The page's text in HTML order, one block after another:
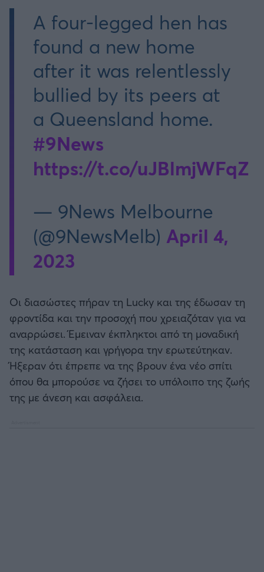
A four-legged hen has
found a new home
after it was relentlessly
bullied by its peers at
a Queensland home.
#9News
https://t.co/uJBlmjWFqZ
— 9News Melbourne
(@9NewsMelb) April 4,
2023
Οι διασώστες πήραν τη Lucky και της έδωσαν τη
φροντίδα και την προσοχή που χρειαζόταν για να
αναρρώσει. Έμειναν έκπληκτοι από τη μοναδική
της κατάσταση και γρήγορα την ερωτεύτηκαν.
Ήξεραν ότι έπρεπε να της βρουν ένα νέο σπίτι
όπου θα μπορούσε να ζήσει το υπόλοιπο της ζωής
της με άνεση και ασφάλεια.